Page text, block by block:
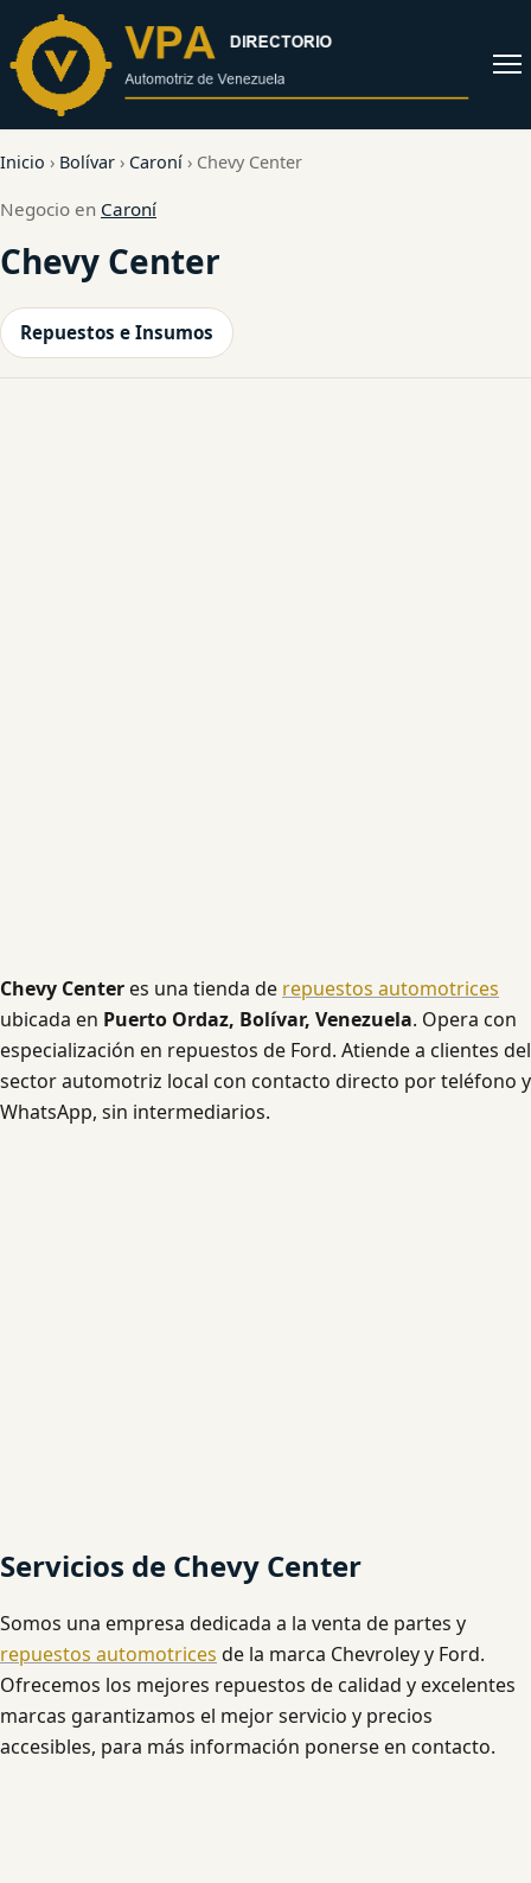
contenido
Abrir
Inicio › Bolívar › Caroní › Chevy Center
Negocio en Caroní
Chevy Center
Repuestos e Insumos
Chevy Centeres una tienda de repuestos automotrices
ubicada en Puerto Ordaz, Bolívar, Venezuela. Opera con
especialización en repuestos de Ford. Atiende a clientes del
sector automotriz local con contacto directo por teléfono y
WhatsApp, sin intermediarios.
Servicios de Chevy Center
Somos una empresa dedicada a la venta de partes y
repuestos automotrices de la marca Chevroley y Ford.
Ofrecemos los mejores repuestos de calidad y excelentes
marcas garantizamos el mejor servicio y precios
accesibles, para más información ponerse en contacto.